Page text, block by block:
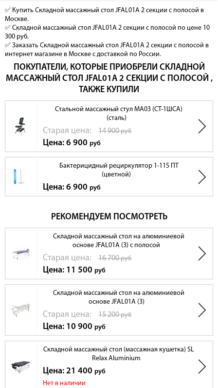
✅ Купить Складной массажный стол JFAL01A 2 секции с полосой в
Москве.
✅ Складной массажный стол JFAL01A 2 секции с полосой по цене 10
300 руб.
✅ Заказать Складной массажный стол JFAL01A 2 секции с полосой в
интернет магазине в Москве с доставкой по России.
ПОКУПАТЕЛИ, КОТОРЫЕ ПРИОБРЕЛИ СКЛАДНОЙ
МАССАЖНЫЙ СТОЛ JFAL01A 2 СЕКЦИИ С ПОЛОСОЙ ,
ТАКЖЕ КУПИЛИ
Стальной массажный стул МА03 (СТ-1ШСА)
(сталь)
Cтарая цена: 14 900руб
Цена: 6 900 руб
Бактерицидный рециркулятор 1-115 ПТ
(цветной)
Цена: 6 900 руб
РЕКОМЕНДУЕМ ПОСМОТРЕТЬ
Складной массажный стол на алюминиевой
основе JFAL01A (3) с полосой
Cтарая цена: 16 700руб
Цена: 11 500 руб
Складной массажный стол на алюминиевой
основе JFAL01A (3)
Cтарая цена: 15 200руб
Цена: 10 900 руб
Складной массажный стол (массажная кушетка) SL
Relax Aluminium
Цена: 21 400 руб
Нет в наличии